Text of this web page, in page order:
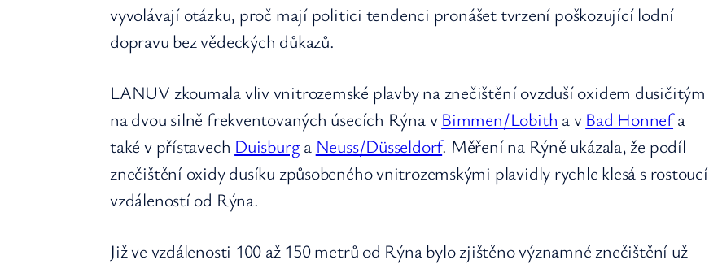
vyvolávají otázku, proč mají politici tendenci pronášet tvrzení poškozující lodní
dopravu bez vědeckých důkazů.
LANUV zkoumala vliv vnitrozemské plavby na znečištění ovzduší oxidem dusičitým
na dvou silně frekventovaných úsecích Rýna v Bimmen/Lobith a v Bad Honnefa
také v přístavech Duisburga Neuss/Düsseldorf. Měření na Rýně ukázala, že podíl
znečištění oxidy dusíku způsobeného vnitrozemskými plavidly rychle klesá s rostoucí
vzdáleností od Rýna.
Již ve vzdálenosti 100 až 150 metrů od Rýna bylo zjištěno významné znečištění už